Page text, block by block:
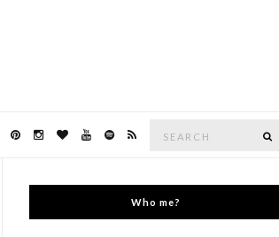
Who me?